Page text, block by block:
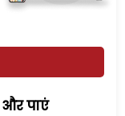
और पाएं